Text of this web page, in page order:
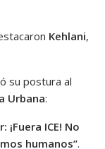
Kehlani,
su postura al
Urbana:
ICE! No
humanos”.